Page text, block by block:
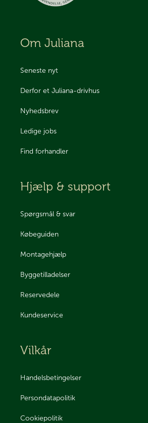
Om Juliana
Seneste nyt
Derfor et Juliana-drivhus
Nyhedsbrev
Ledige jobs
Find forhandler
Hjælp & support
Spørgsmål & svar
Købeguiden
Montagehjælp
Byggetilladelser
Reservedele
Kundeservice
Vilkår
Handelsbetingelser
Persondatapolitik
Cookiepolitik